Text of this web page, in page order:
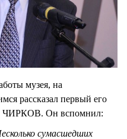
музея, на
рассказал первый его
ЧИРКОВ. Он вспомнил:
сумасшедших